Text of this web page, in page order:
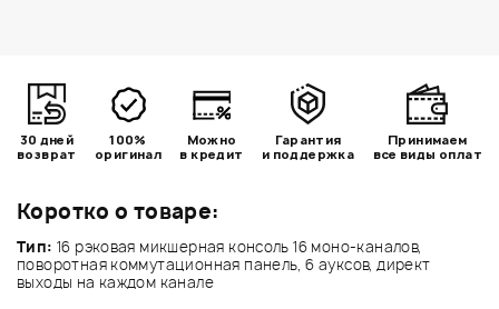
Коротко о товаре:
Тип: 16 рэковая микшерная консоль 16 моно-каналов,
поворотная коммутационная панель, 6 ауксов, директ
выходы на каждом канале
30 дней
возврат
100%
оригинал
Можно
в кредит
Гарантия
и поддержка
Принимаем
все виды оплат